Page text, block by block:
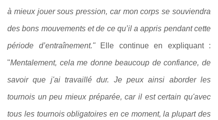
à mieux jouer sous pression, car mon corps se souviendra
des bons mouvements et de ce qu’il a appris pendant cette
période d’entraînement." Elle continue en expliquant :
"Mentalement, cela me donne beaucoup de confiance, de
savoir que j'ai travaillé dur. Je peux ainsi aborder les
tournois un peu mieux préparée, car il est certain qu'avec
tous les tournois obligatoires en ce moment, la plupart des